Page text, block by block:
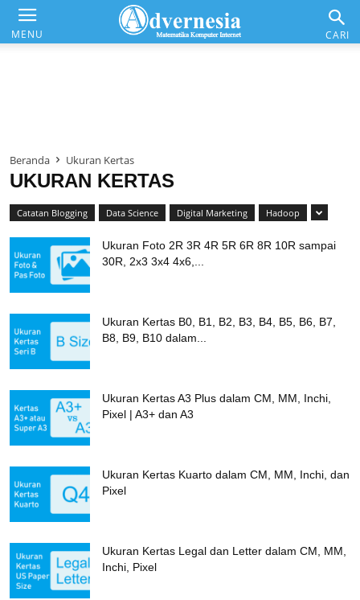
Komputer & Office
Internet & Web
MENU
Advernesia CARI
Beranda Ukuran Kertas
UKURAN KERTAS
Catatan Blogging Data Science Digital Marketing Hadoop
Ukuran Foto 2R 3R 4R 5R 6R 8R 10R sampai
30R, 2x3 3x4 4x6,...
Ukuran Kertas B0, B1, B2, B3, B4, B5, B6, B7,
B8, B9, B10 dalam...
Ukuran Kertas A3 Plus dalam CM, MM, Inchi,
Pixel | A3+ dan A3
Ukuran Kertas Kuarto dalam CM, MM, Inchi, dan
Pixel
Ukuran Kertas Legal dan Letter dalam CM, MM,
Inchi, Pixel